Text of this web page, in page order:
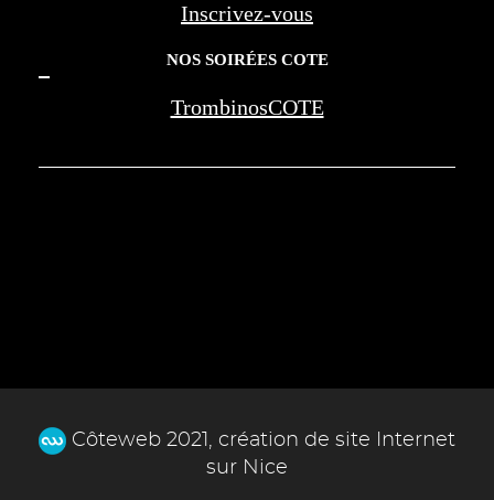
Inscrivez-vous
NOS SOIRÉES COTE
TrombinosCOTE
Côteweb 2021, création de site Internet
sur Nice